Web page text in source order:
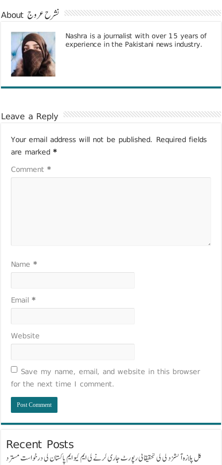
About نشرح عروج
Nashra is a journalist with over 15 years of
experience in the Pakistani news industry.
Leave a Reply
Your email address will not be published. Required fields
are marked*
Comment*
Name*
Email*
Website
Save my name, email, and website in this browser
for the next time I comment.
Recent Posts
گل پلازہ آتشزدگی کی تحقیقاتی رپورٹ جاری کرنے کی ایم کیو ایم پاکستان کی درخواست مسترد